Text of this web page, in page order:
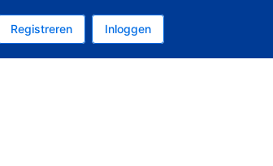
Registreren Inloggen